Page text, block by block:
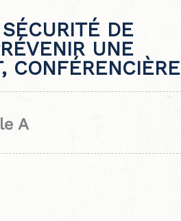
DE
UNE
CONFÉRENCIÈRE
A